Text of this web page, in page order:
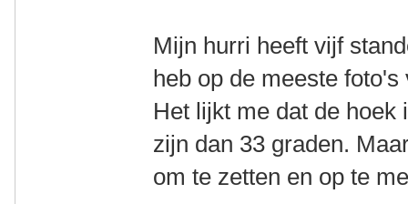
Mijn hurri heeft vijf
heb op de meeste
Het lijkt me dat de hoek
zijn dan 33 graden.
om te zetten en op te